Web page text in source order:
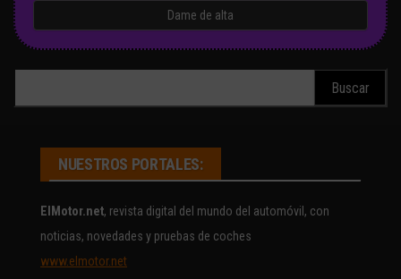
NUESTROS PORTALES:
ElMotor.net, revista digital del mundo del automóvil, con
noticias, novedades y pruebas de coches
www.elmotor.net